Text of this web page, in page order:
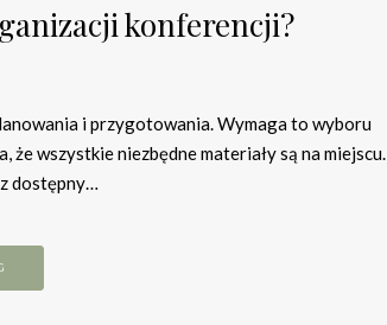
konferencji?
i przygotowania. Wymaga to wyboru
wszystkie niezbędne materiały są na miejscu.
dostępny…